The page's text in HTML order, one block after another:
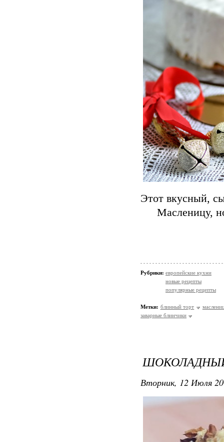
Этот вкусный,
Масленицу,
Рубрики: европейские кухни
новые рецепты
популярные рецепты
Метки: блинный торт
заварные блинчики
Вторник, 12 Июля